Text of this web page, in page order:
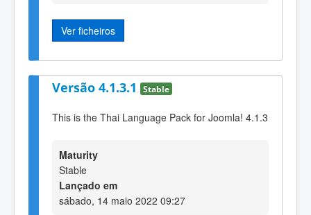
Ver ficheiros
Versão 4.1.3.1 Stable
This is the Thai Language Pack for Joomla! 4.1.3
Maturity
Stable
Lançado em
sábado, 14 maio 2022 09:27